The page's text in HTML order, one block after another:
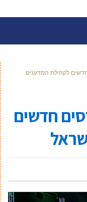
חדשים לקהילת המדענים
חדשים